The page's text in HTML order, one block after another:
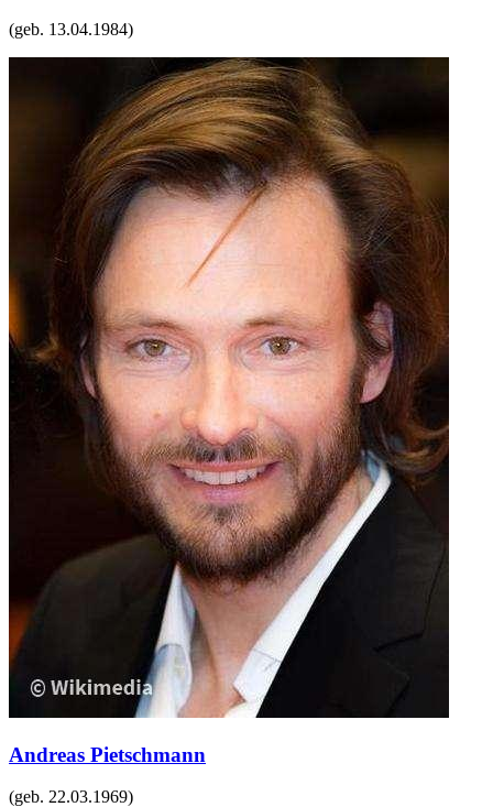
(geb. 13.04.1984)
Andreas Pietschmann
(geb. 22.03.1969)